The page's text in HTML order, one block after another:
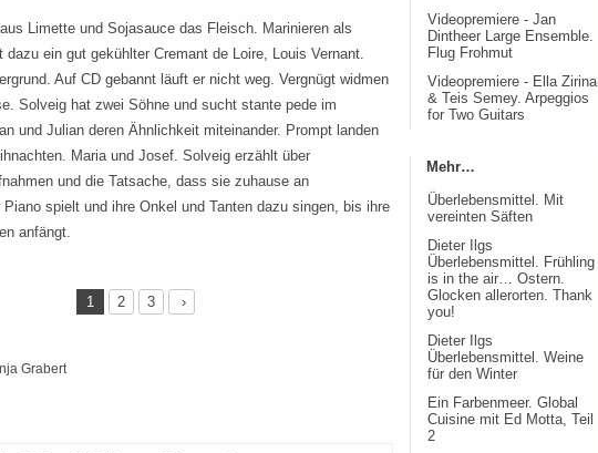
Limette und Sojasauce das Fleisch. Marinieren als
dazu ein gut gekühlter Cremant de Loire, Louis Vernant.
Auf CD gebannt läuft er nicht weg. Vergnügt widmen
Solveig hat zwei Söhne und sucht stante pede im
und Julian deren Ähnlichkeit miteinander. Prompt landen
Maria und Josef. Solveig erzählt über
und die Tatsache, dass sie zuhause an
spielt und ihre Onkel und Tanten dazu singen, bis ihre
anfängt.
1 2 3 ›
Grabert
Videopremiere - Jan
Dintheer Large Ensemble.
Flug Frohmut
Videopremiere - Ella Zirina
& Teis Semey. Arpeggios
for Two Guitars
Mehr…
Überlebensmittel. Mit
vereinten Säften
Dieter Ilgs
Überlebensmittel. Frühling
is in the air… Ostern.
Glocken allerorten. Thank
you!
Dieter Ilgs
Überlebensmittel. Weine
für den Winter
Ein Farbenmeer. Global
Cuisine mit Ed Motta, Teil
2